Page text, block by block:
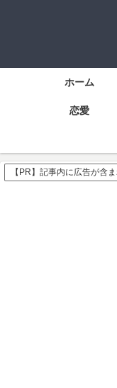
ホーム
恋愛
【PR】記事内に広告が含